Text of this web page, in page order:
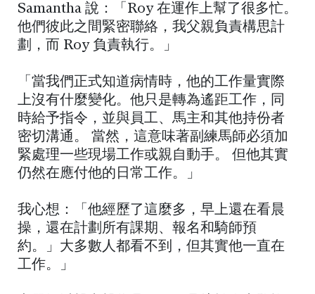
Samantha 說：「Roy 在運作上幫了很多忙。
他們彼此之間緊密聯絡，我父親負責構思計
劃，而 Roy 負責執行。」
「當我們正式知道病情時，他的工作量實際
上沒有什麼變化。他只是轉為遙距工作，同
時給予指令，並與員工、馬主和其他持份者
密切溝通。 當然，這意味著副練馬師必須加
緊處理一些現場工作或親自動手。 但他其實
仍然在應付他的日常工作。」
我心想：「他經歷了這麼多，早上還在看晨
操，還在計劃所有課期、報名和騎師預
約。」大多數人都看不到，但其實他一直在
工作。」